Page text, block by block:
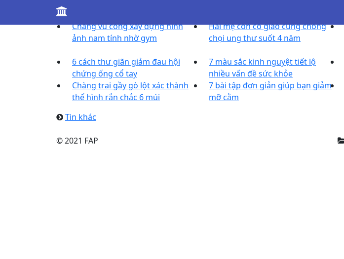
Tin khác
Chàng vũ công xây dựng hình
ảnh nam tính nhờ gym
Hai mẹ con cô giáo cùng chống
chọi ung thư suốt 4 năm
6 cách thư giãn giảm đau hội
chứng ống cổ tay
7 màu sắc kinh nguyệt tiết lộ
nhiều vấn đề sức khỏe
Chàng trai gầy gò lột xác thành
thể hình rắn chắc 6 múi
7 bài tập đơn giản giúp bạn giảm
mỡ cằm
Tin khác
© 2021 FAP